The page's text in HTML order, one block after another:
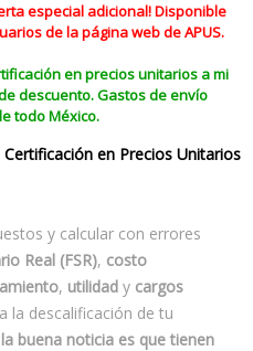
especial adicional! Disponible
de la página web de APUS.
en precios unitarios a mi
descuento. Gastos de envío
todo México.
Certificación en Precios Unitarios
y calcular con errores
Real (FSR), costo
, utilidad y cargos
la descalificación de tu
buena noticia es que tienen